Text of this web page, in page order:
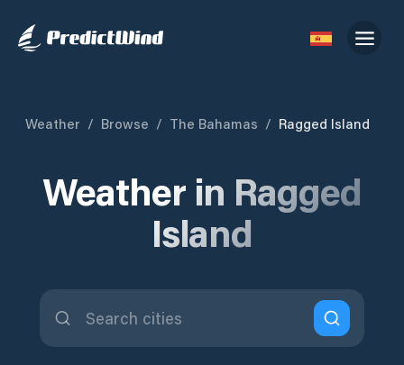
Weather / Browse / The Bahamas / Ragged Island
Weather in Ragged
Island